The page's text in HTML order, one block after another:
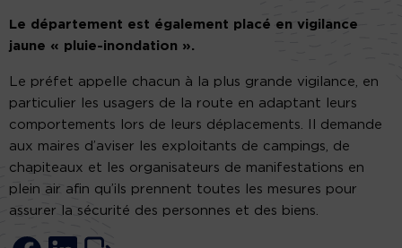
Le département est également placé en vigilance
jaune « pluie-inondation ».
Le préfet appelle chacun à la plus grande vigilance, en
particulier les usagers de la route en adaptant leurs
comportements lors de leurs déplacements. Il demande
aux maires d’aviser les exploitants de campings, de
chapiteaux et les organisateurs de manifestations en
plein air afin qu’ils prennent toutes les mesures pour
assurer la sécurité des personnes et des biens.